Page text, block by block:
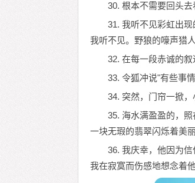
30. 根本不需要回头
31. 我听不见彩虹出
我听不见。野狼的嚎声猎
32. 在每一段赤诚的叙
33. 令狐冲说"有些事
34. 突然，门帘一掀
35. 海水满盈盈的，
一块无瑕的翡翠闪烁着美丽
36. 我庆幸，他因为
我在寂寞而伤感地想念着